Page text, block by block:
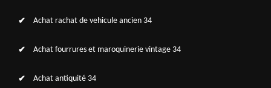
Achat rachat de vehicule ancien 34
Achat fourrures et maroquinerie vintage 34
Achat antiquité 34